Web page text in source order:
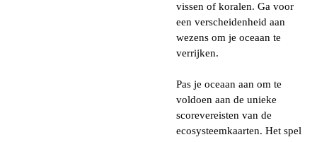
vissen of koralen. Ga voor
een verscheidenheid aan
wezens om je oceaan te
verrijken.
Pas je oceaan aan om te
voldoen aan de unieke
scorevereisten van de
ecosysteemkaarten. Het spel